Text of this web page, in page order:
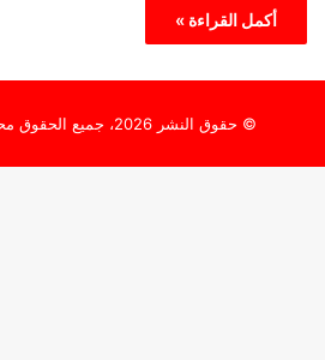
أكمل القراءة »
© حقوق النشر 2026، جميع الحقوق محفوظة |